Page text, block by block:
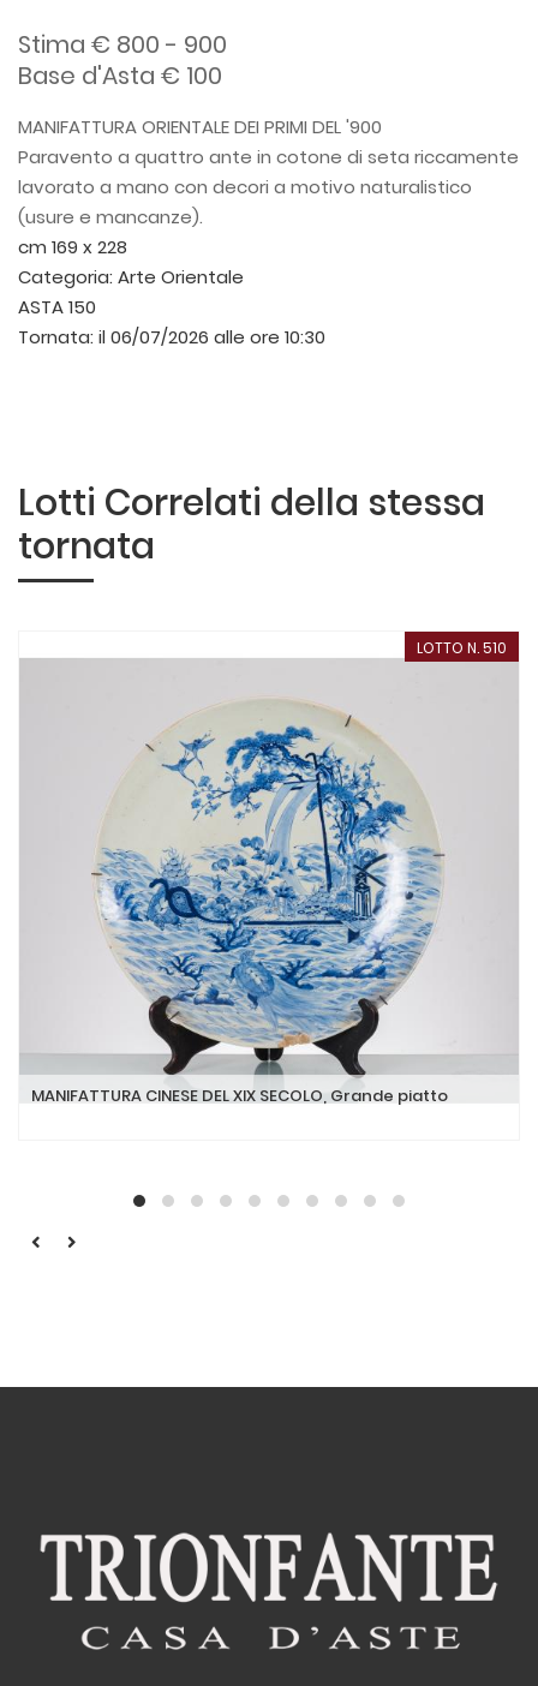
Stima € 800 - 900
Base d'Asta € 100
MANIFATTURA ORIENTALE DEI PRIMI DEL '900
Paravento a quattro ante in cotone di seta riccamente
lavorato a mano con decori a motivo naturalistico
(usure e mancanze).
cm 169 x 228
Categoria: Arte Orientale
ASTA 150
Tornata: il 06/07/2026 alle ore 10:30
Lotti Correlati della stessa
tornata
LOTTO N. 510
MANIFATTURA CINESE DEL XIX SECOLO, Grande piatto